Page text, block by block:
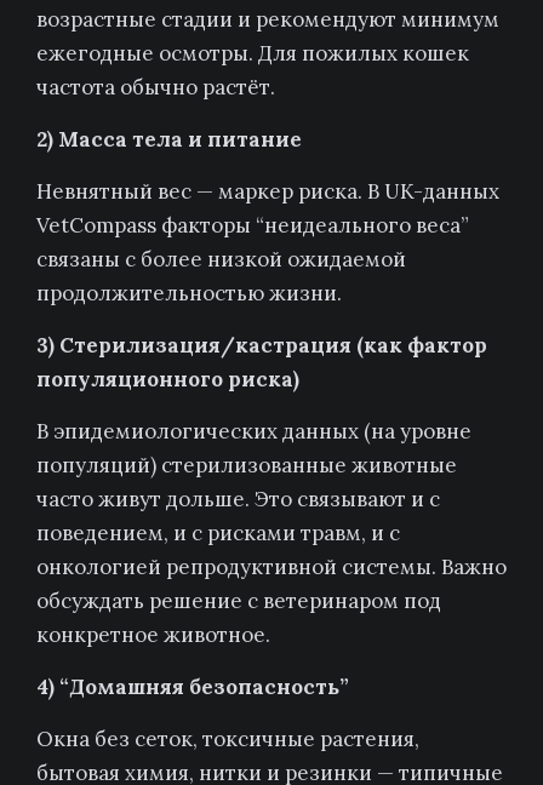
возрастные стадии и рекомендуют минимум
ежегодные осмотры. Для пожилых кошек
частота обычно растёт.
2) Масса тела и питание
Невнятный вес — маркер риска. В UK-данных
VetCompass факторы “неидеального веса”
связаны с более низкой ожидаемой
продолжительностью жизни.
3) Стерилизация/кастрация (как фактор
популяционного риска)
В эпидемиологических данных (на уровне
популяций) стерилизованные животные
часто живут дольше. Это связывают и с
поведением, и с рисками травм, и с
онкологией репродуктивной системы. Важно
обсуждать решение с ветеринаром под
конкретное животное.
4) “Домашняя безопасность”
Окна без сеток, токсичные растения,
бытовая химия, нитки и резинки — типичные